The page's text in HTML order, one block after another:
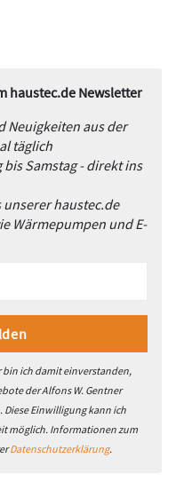
haustec.de Newsletter
Neuigkeiten aus der
täglich
Samstag - direkt ins
unserer haustec.de
Wärmepumpen und E-
ich damit einverstanden,
der Alfons W. Gentner
Diese Einwilligung kann ich
möglich. Informationen zum
Datenschutzerklärung.